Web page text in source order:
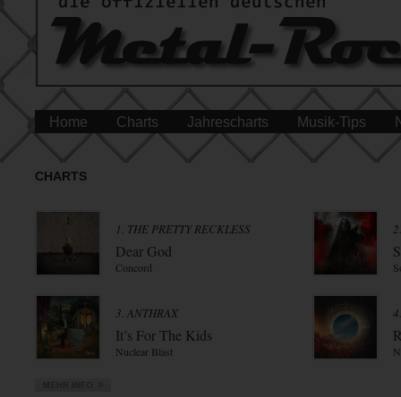
Home Charts Jahrescharts Musik-Tips
CHARTS
1. THE PRETTY RECKLESS
Dear God
Concord
3. ANTHRAX
It’s For The Kids
Nuclear Blast